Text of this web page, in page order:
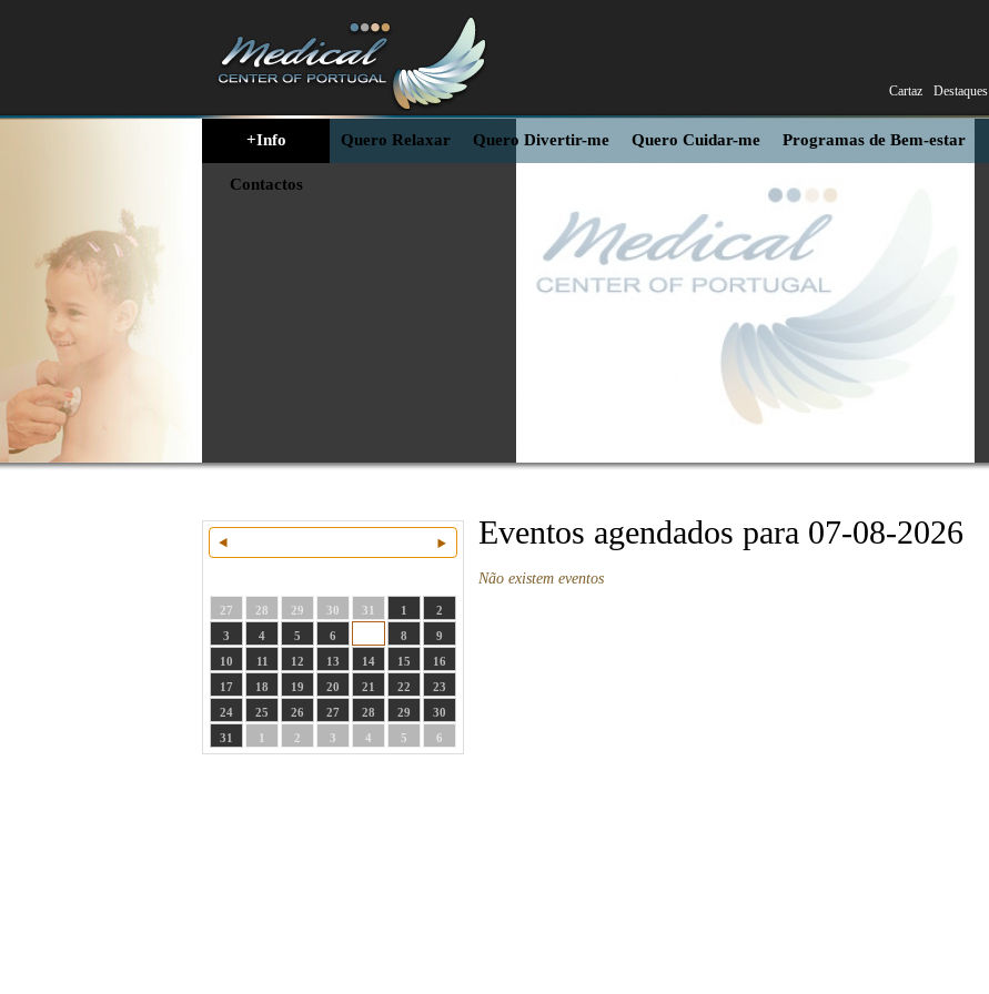
Cartaz Destaques
+Info Quero Relaxar Quero Divertir-me Quero Cuidar-me Programas de Bem-estar
Contactos
27 28 29 30 31 1
2
3
4 5 6 8
9
10
11 12 13 14 15
16
17
18 19 20 21 22
23
24
25 26 27 28 29
30
31
1 2 3 4 5 6
Eventos agendados para 07-08-2026
Não existem eventos